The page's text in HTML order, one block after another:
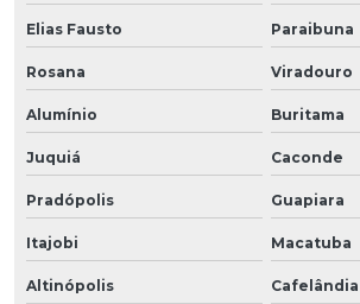
Elias Fausto Paraibuna
Rosana Viradouro
Alumínio Buritama
Juquiá Caconde
Pradópolis Guapiara
Itajobi Macatuba
Altinópolis Cafelândia